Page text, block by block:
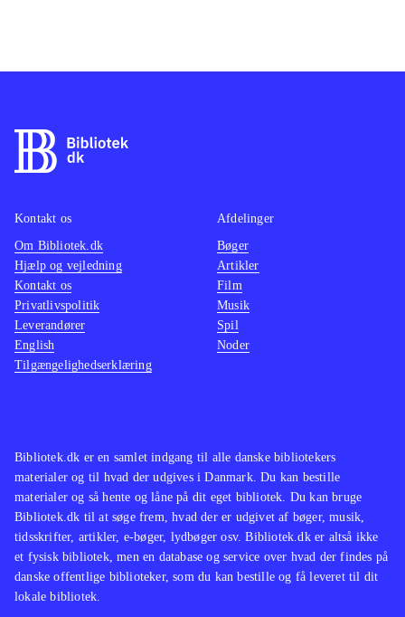
Bibliotek.dk er en samlet indgang til alle danske bibliotekers
materialer og til hvad der udgives i Danmark. Du kan bestille
materialer og så hente og låne på dit eget bibliotek. Du kan bruge
Bibliotek.dk til at søge frem, hvad der er udgivet af bøger, musik,
tidsskrifter, artikler, e-bøger, lydbøger osv. Bibliotek.dk er altså ikke
et fysisk bibliotek, men en database og service over hvad der findes på
danske offentlige biblioteker, som du kan bestille og få leveret til dit
lokale bibliotek.
Kontakt os
Om Bibliotek.dk
Hjælp og vejledning
Kontakt os
Privatlivspolitik
Leverandører
English
Tilgængelighedserklæring
Afdelinger
Bøger
Artikler
Film
Musik
Spil
Noder